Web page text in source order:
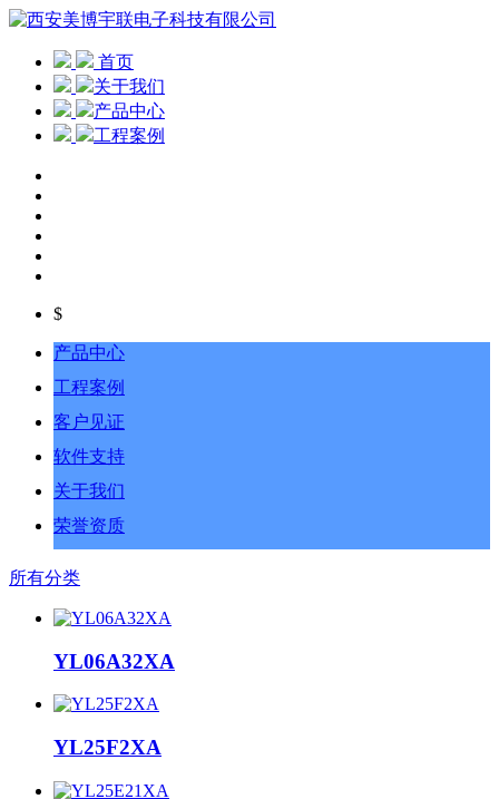
首页
关于我们
产品中心
工程案例
$
产品中心
工程案例
客户见证
软件支持
关于我们
荣誉资质
所有分类
YL06A32XA
YL25F2XA